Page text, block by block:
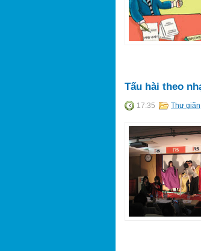
Tấu hài theo
17:35 Thư giãn